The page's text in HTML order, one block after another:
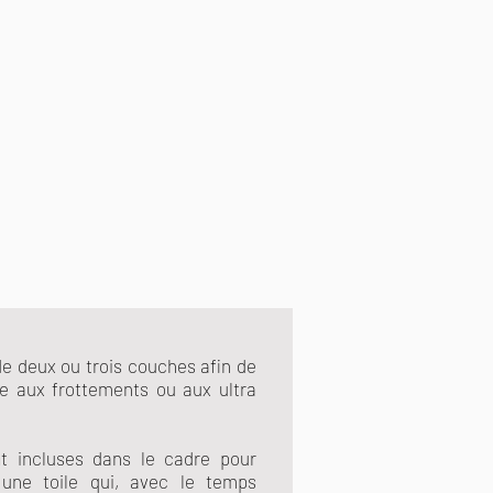
deux ou trois couches afin de
aux frottements ou aux ultra
incluses dans le cadre pour
une toile qui, avec le temps